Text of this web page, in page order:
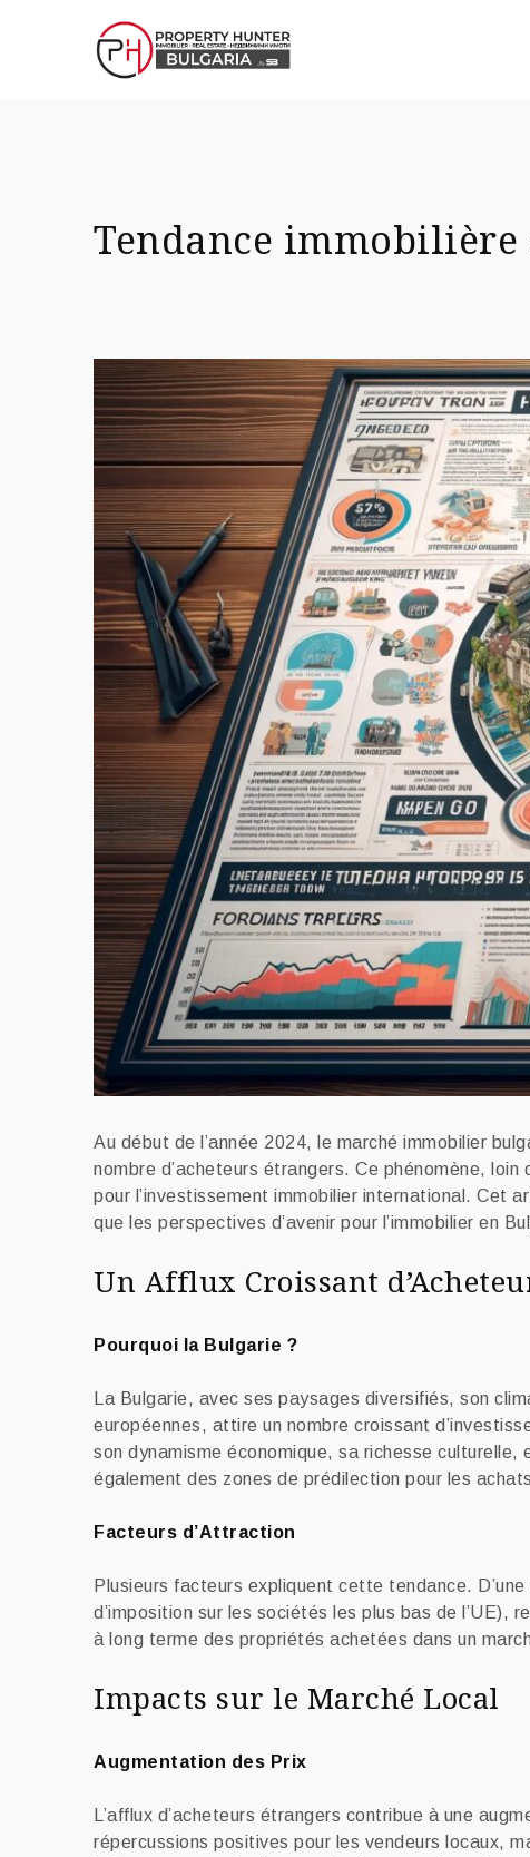
Tendance immobilière
Au début de l’année 2024, le marché immobilier
nombre d’acheteurs étrangers. Ce phénomène,
pour l’investissement immobilier international. Cet
que les perspectives d’avenir pour l’immobilier en
Un Afflux Croissant
Pourquoi la Bulgarie ?
La Bulgarie, avec ses paysages diversifiés, son
européennes, attire un nombre croissant
son dynamisme économique, sa richesse
également des zones de prédilection pour les
Facteurs d’Attraction
Plusieurs facteurs expliquent cette tendance.
d’imposition sur les sociétés les plus bas de l’UE),
à long terme des propriétés achetées dans un
Impacts sur le Marché Local
Augmentation des Prix
L’afflux d’acheteurs étrangers contribue à une
répercussions positives pour les vendeurs locaux,